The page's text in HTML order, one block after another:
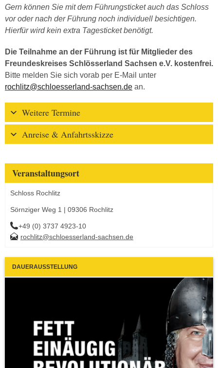
Gern können Sie mit dem Führungsticket auch das Schloss
vor oder nach der Führung noch individuell besichtigen.
Hierfür wird kein extra Tagesticket benötigt.
Die Teilnahme an der Führung ist für Mitglieder des
Freundeskreises Schlösserland Sachsen e.V. kostenfrei.
Bitte melden Sie sich vorab per E-Mail unter
rochlitz@schloesserland-sachsen.de an.
Weitere Termine
Anreise & Anfahrtsskizze
Veranstaltungsort
Schloss Rochlitz
Sörnziger Weg 1 | 09306 Rochlitz
+49 (0) 3737 4923-10
rochlitz@schloesserland-sachsen.de
DAUERAUSSTELLUNG